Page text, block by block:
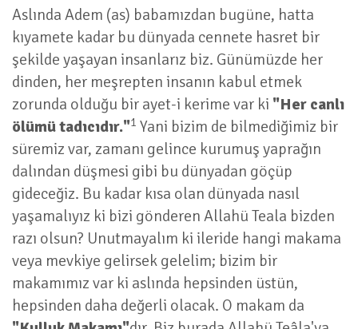
Aslında Adem (as) babamızdan bugüne, hatta
kıyamete kadar bu dünyada cennete hasret bir
şekilde yaşayan insanlarız biz. Günümüzde her
dinden, her meşrepten insanın kabul etmek
zorunda olduğu bir ayet-i kerime var ki "Her canlı
ölümü tadıcıdır."1 Yani bizim de bilmediğimiz bir
süremiz var, zamanı gelince kurumuş yaprağın
dalından düşmesi gibi bu dünyadan göçüp
gideceğiz. Bu kadar kısa olan dünyada nasıl
yaşamalıyız ki bizi gönderen Allahü Teala bizden
razı olsun? Unutmayalım ki ileride hangi makama
veya mevkiye gelirsek gelelim; bizim bir
makamımız var ki aslında hepsinden üstün,
hepsinden daha değerli olacak. O makam da